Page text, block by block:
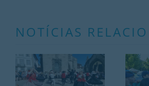
NOTÍCIAS